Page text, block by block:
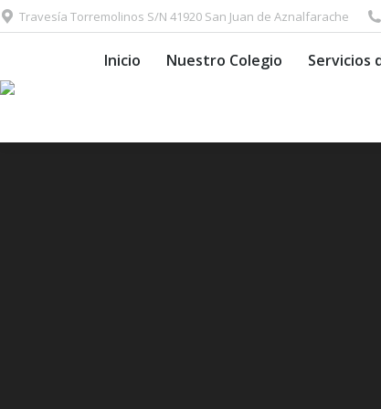
Travesía Torremolinos S/N 41920 San Juan de Aznalfarache
Inicio Nuestro Colegio Servicios
Inicio Nuestro Colegio